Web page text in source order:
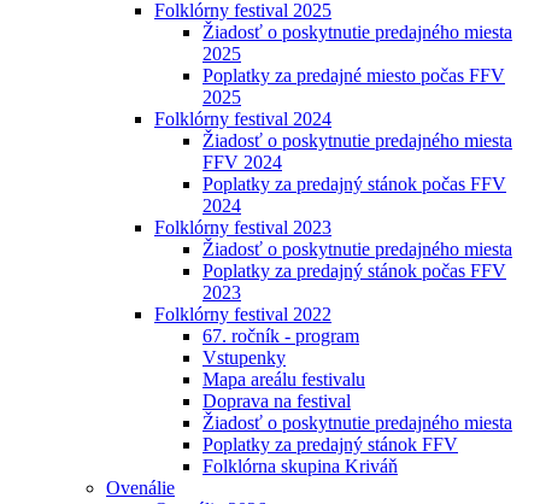
Folklórny festival 2025
Žiadosť o poskytnutie predajného miesta
2025
Poplatky za predajné miesto počas FFV
2025
Folklórny festival 2024
Žiadosť o poskytnutie predajného miesta
FFV 2024
Poplatky za predajný stánok počas FFV
2024
Folklórny festival 2023
Žiadosť o poskytnutie predajného miesta
Poplatky za predajný stánok počas FFV
2023
Folklórny festival 2022
67. ročník - program
Vstupenky
Mapa areálu festivalu
Doprava na festival
Žiadosť o poskytnutie predajného miesta
Poplatky za predajný stánok FFV
Folklórna skupina Kriváň
Ovenálie